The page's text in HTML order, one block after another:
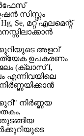
സിസ്റ്റം
മറ്റ് എലമെന്റ്
അളവ്
ഉപകരണം
(ക്ലാസ് I,
എന്നിവയിലെ
നിർണ്ണയ